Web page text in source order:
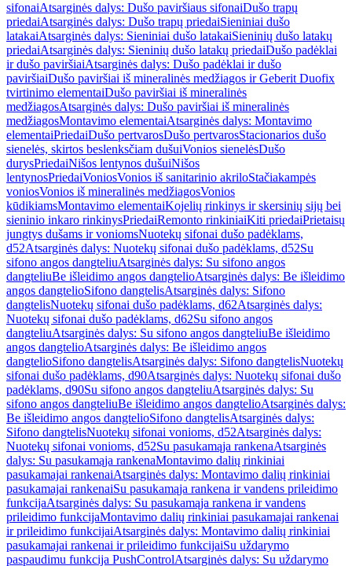
sifonaiAtsarginės dalys: Dušo paviršiaus sifonaiDušo trapų
priedaiAtsarginės dalys: Dušo trapų priedaiSieniniai dušo
latakaiAtsarginės dalys: Sieniniai dušo latakaiSieninių dušo latakų
priedaiAtsarginės dalys: Sieninių dušo latakų priedaiDušo padėklai
ir dušo paviršiaiAtsarginės dalys: Dušo padėklai ir dušo
paviršiaiDušo paviršiai iš mineralinės medžiagos ir Geberit Duofix
tvirtinimo elementaiDušo paviršiai iš mineralinės
medžiagosAtsarginės dalys: Dušo paviršiai iš mineralinės
medžiagosMontavimo elementaiAtsarginės dalys: Montavimo
elementaiPriedaiDušo pertvarosDušo pertvarosStacionarios dušo
sienelės, skirtos beslenksčiam dušuiVonios sienelėsDušo
durysPriedaiNišos lentynos dušuiNišos
lentynosPriedaiVoniosVonios iš sanitarinio akriloStačiakampės
voniosVonios iš mineralinės medžiagosVonios
kūdikiamsMontavimo elementaiKojelių rinkinys ir skersinių sijų bei
sieninio inkaro rinkinysPriedaiRemonto rinkiniaiKiti priedaiPrietaisų
jungtys dušams ir voniomsNuotekų sifonai dušo padėklams,
d52Atsarginės dalys: Nuotekų sifonai dušo padėklams, d52Su
sifono angos dangteliuAtsarginės dalys: Su sifono angos
dangteliuBe išleidimo angos dangtelioAtsarginės dalys: Be išleidimo
angos dangtelioSifono dangtelisAtsarginės dalys: Sifono
dangtelisNuotekų sifonai dušo padėklams, d62Atsarginės dalys:
Nuotekų sifonai dušo padėklams, d62Su sifono angos
dangteliuAtsarginės dalys: Su sifono angos dangteliuBe išleidimo
angos dangtelioAtsarginės dalys: Be išleidimo angos
dangtelioSifono dangtelisAtsarginės dalys: Sifono dangtelisNuotekų
sifonai dušo padėklams, d90Atsarginės dalys: Nuotekų sifonai dušo
padėklams, d90Su sifono angos dangteliuAtsarginės dalys: Su
sifono angos dangteliuBe išleidimo angos dangtelioAtsarginės dalys:
Be išleidimo angos dangtelioSifono dangtelisAtsarginės dalys:
Sifono dangtelisNuotekų sifonai vonioms, d52Atsarginės dalys:
Nuotekų sifonai vonioms, d52Su pasukamąja rankenaAtsarginės
dalys: Su pasukamąja rankenaMontavimo dalių rinkiniai
pasukamajai rankenaiAtsarginės dalys: Montavimo dalių rinkiniai
pasukamajai rankenaiSu pasukamąja rankena ir vandens prileidimo
funkcijaAtsarginės dalys: Su pasukamąja rankena ir vandens
prileidimo funkcijaMontavimo dalių rinkiniai pasukamajai rankenai
ir prileidimo funkcijaiAtsarginės dalys: Montavimo dalių rinkiniai
pasukamajai rankenai ir prileidimo funkcijaiSu uždarymo
paspaudimu funkcija PushControlAtsarginės dalys: Su uždarymo